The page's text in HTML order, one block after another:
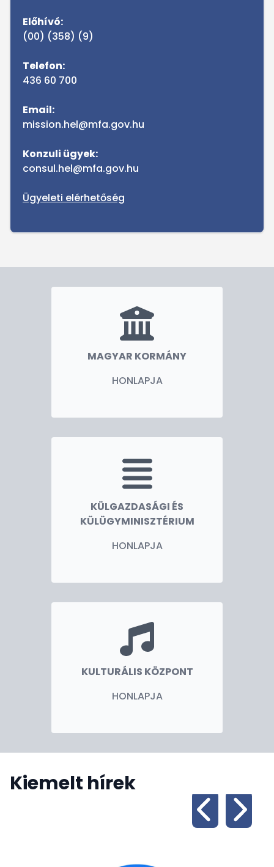
Előhívó:
(00) (358) (9)
Telefon:
436 60 700
Email:
mission.hel@mfa.gov.hu
Konzuli ügyek:
consul.hel@mfa.gov.hu
Ügyeleti elérhetőség
MAGYAR KORMÁNY
HONLAPJA
KÜLGAZDASÁGI ÉS
KÜLÜGYMINISZTÉRIUM
HONLAPJA
KULTURÁLIS KÖZPONT
HONLAPJA
Kiemelt hírek